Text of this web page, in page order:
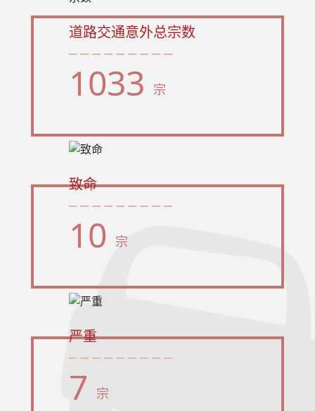
道路交通意外总宗数
1033 宗
致命
10 宗
严重
7 宗